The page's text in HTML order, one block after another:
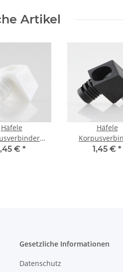
Artikel
Häfele
€ *
Häfele
1,45 € *
Gesetzliche Informationen
Datenschutz